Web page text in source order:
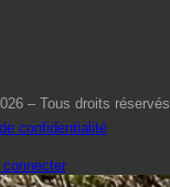
– Tous droits réservés
confidentialité
connecter